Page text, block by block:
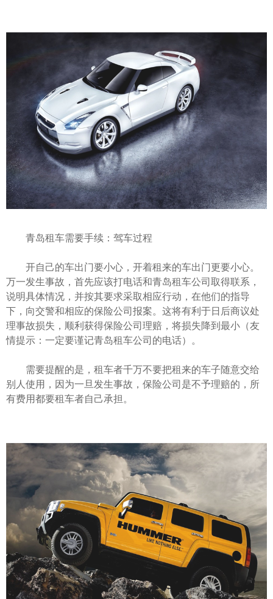
青岛租车需要手续：驾车过程
开自己的车出门要小心，开着租来的车出门更要小心。
万一发生事故，首先应该打电话和青岛租车公司取得联系，
说明具体情况，并按其要求采取相应行动，在他们的指导
下，向交警和相应的保险公司报案。这将有利于日后商议处
理事故损失，顺利获得保险公司理赔，将损失降到最小（友
情提示：一定要谨记青岛租车公司的电话）。
需要提醒的是，租车者千万不要把租来的车子随意交给
别人使用，因为一旦发生事故，保险公司是不予理赔的，所
有费用都要租车者自己承担。